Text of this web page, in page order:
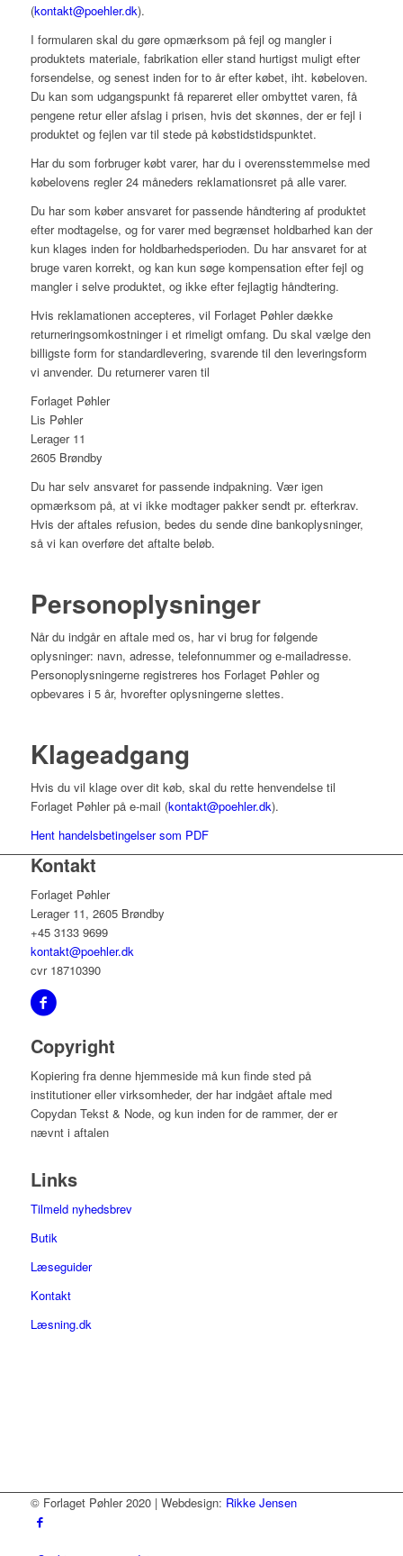
(kontakt@poehler.dk).
I formularen skal du gøre opmærksom på fejl og mangler i
produktets materiale, fabrikation eller stand hurtigst muligt efter
forsendelse, og senest inden for to år efter købet, iht. købeloven.
Du kan som udgangspunkt få repareret eller ombyttet varen, få
pengene retur eller afslag i prisen, hvis det skønnes, der er fejl i
produktet og fejlen var til stede på købstidstidspunktet.
Har du som forbruger købt varer, har du i overensstemmelse med
købelovens regler 24 måneders reklamationsret på alle varer.
Du har som køber ansvaret for passende håndtering af produktet
efter modtagelse, og for varer med begrænset holdbarhed kan der
kun klages inden for holdbarhedsperioden. Du har ansvaret for at
bruge varen korrekt, og kan kun søge kompensation efter fejl og
mangler i selve produktet, og ikke efter fejlagtig håndtering.
Hvis reklamationen accepteres, vil Forlaget Pøhler dække
returneringsomkostninger i et rimeligt omfang. Du skal vælge den
billigste form for standardlevering, svarende til den leveringsform
vi anvender. Du returnerer varen til
Forlaget Pøhler
Lis Pøhler
Lerager 11
2605 Brøndby
Du har selv ansvaret for passende indpakning. Vær igen
opmærksom på, at vi ikke modtager pakker sendt pr. efterkrav.
Hvis der aftales refusion, bedes du sende dine bankoplysninger,
så vi kan overføre det aftalte beløb.
Personoplysninger
Når du indgår en aftale med os, har vi brug for følgende
oplysninger: navn, adresse, telefonnummer og e-mailadresse.
Personoplysningerne registreres hos Forlaget Pøhler og
opbevares i 5 år, hvorefter oplysningerne slettes.
Klageadgang
Hvis du vil klage over dit køb, skal du rette henvendelse til
Forlaget Pøhler på e-mail (kontakt@poehler.dk).
Hent handelsbetingelser som PDF
Kontakt
Forlaget Pøhler
Lerager 11, 2605 Brøndby
+45 3133 9699
kontakt@poehler.dk
cvr 18710390
Copyright
Kopiering fra denne hjemmeside må kun finde sted på
institutioner eller virksomheder, der har indgået aftale med
Copydan Tekst & Node, og kun inden for de rammer, der er
nævnt i aftalen
Links
Tilmeld nyhedsbrev
Butik
Læseguider
Kontakt
Læsning.dk
© Forlaget Pøhler 2020 | Webdesign: Rikke Jensen